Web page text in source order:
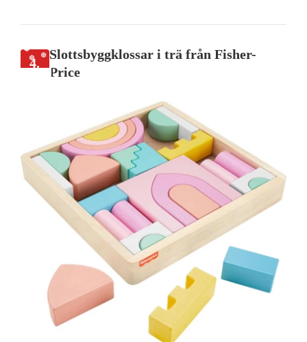
4.
Slottsbyggklossar i trä från Fisher-
Price